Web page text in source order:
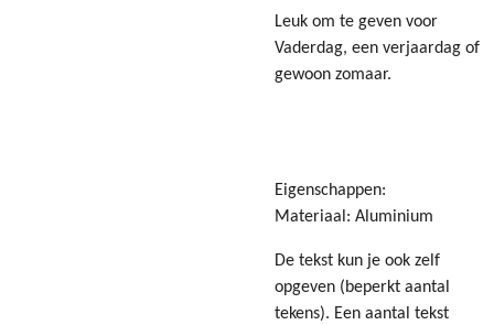
Leuk om te geven voor
Vaderdag, een verjaardag of
gewoon zomaar.
Eigenschappen:
Materiaal: Aluminium
De tekst kun je ook zelf
opgeven (beperkt aantal
tekens). Een aantal tekst